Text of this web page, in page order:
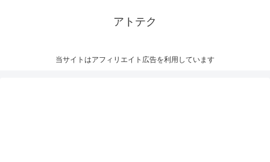
アトテク
当サイトはアフィリエイト広告を利用しています